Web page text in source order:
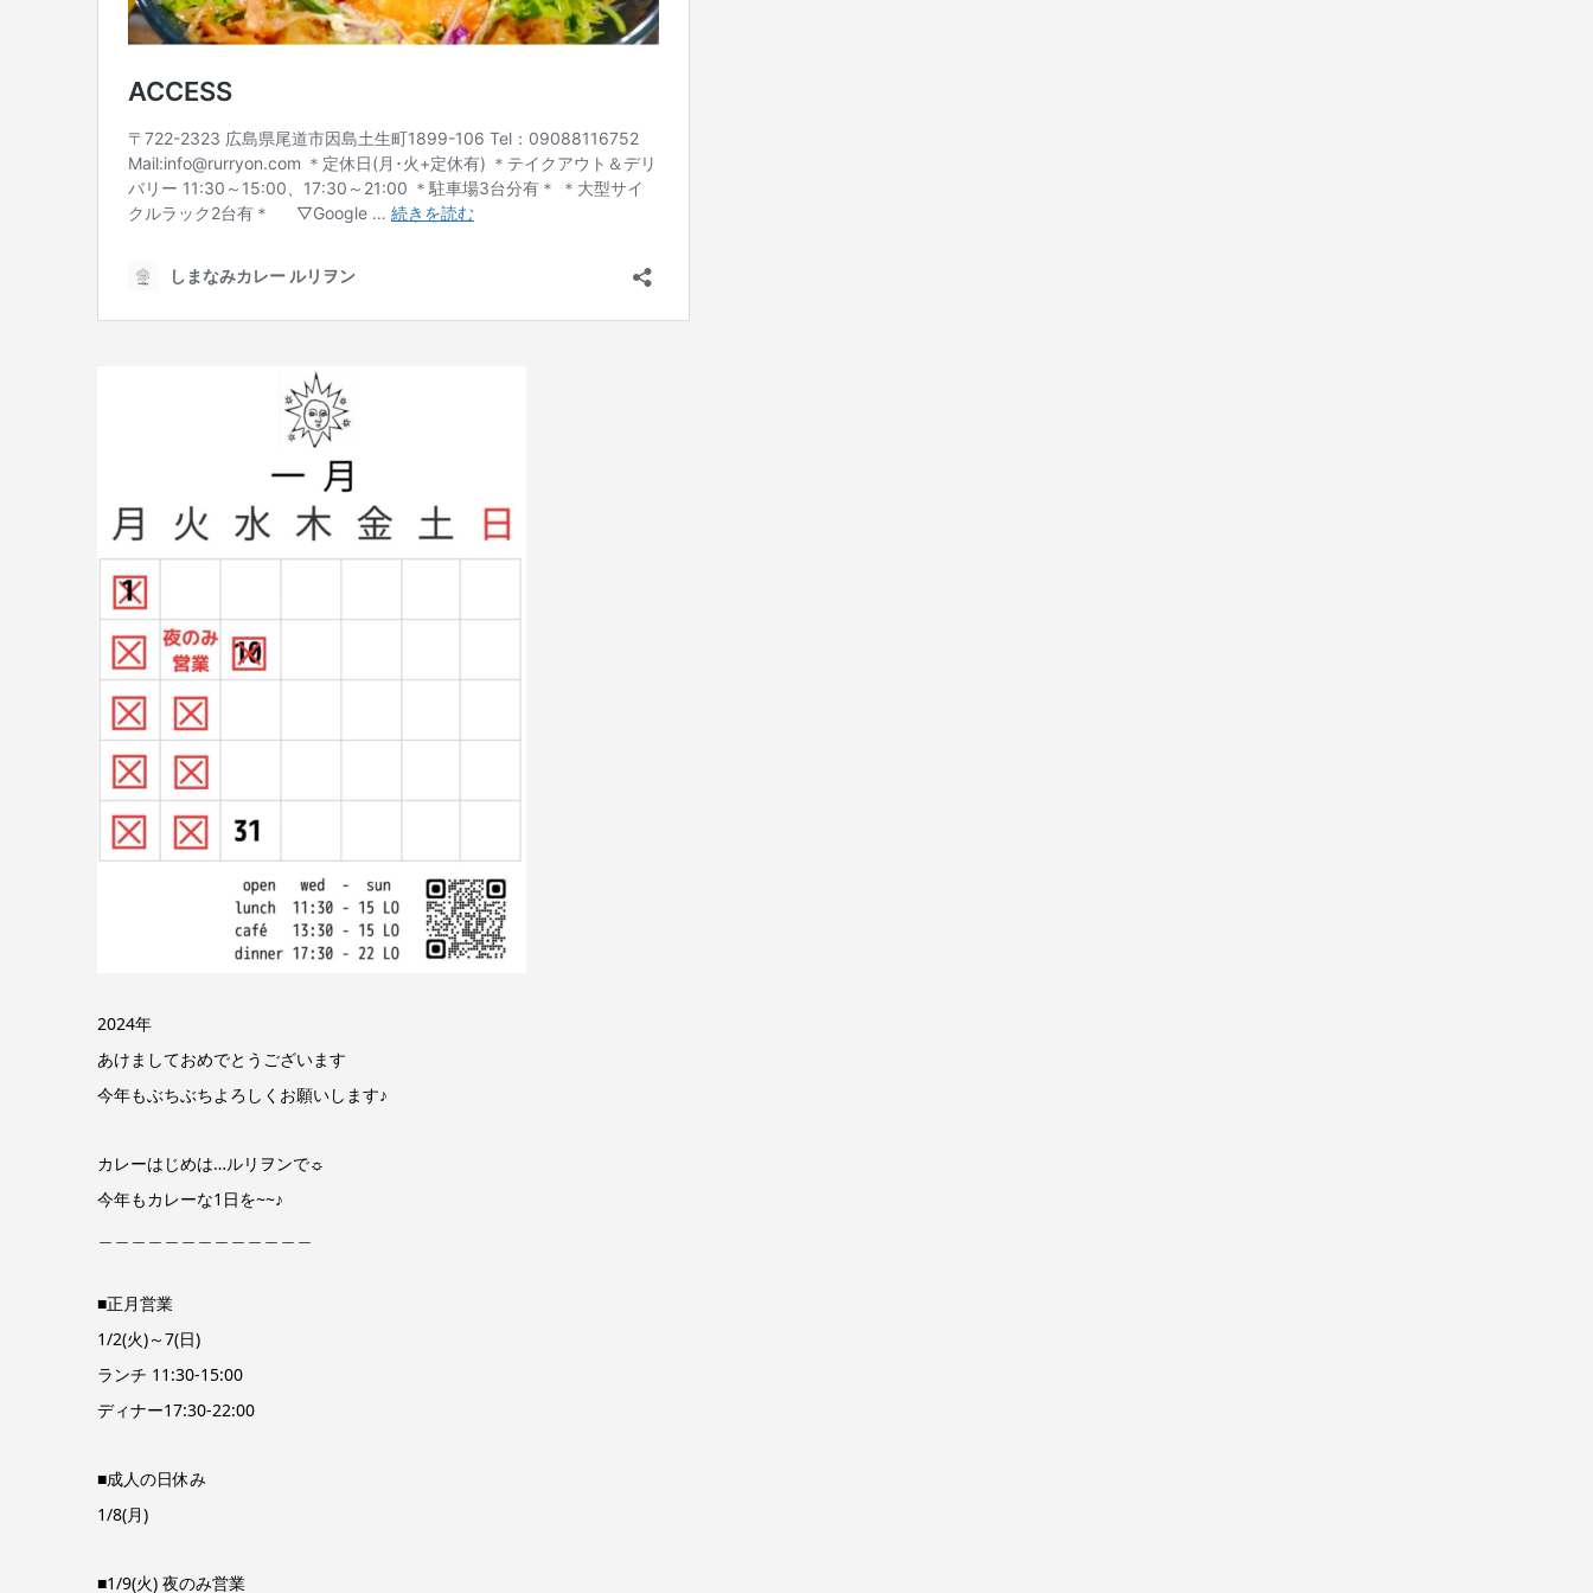
2024年
あけましておめでとうございます
今年もぶちぶちよろしくお願いします♪
カレーはじめは…ルリヲンで☼
今年もカレーな1日を~~♪
■正月営業
1/2(火)～7(日)
ランチ 11:30-15:00
ディナー17:30‐22:00
■成人の日休み
1/8(月)
■1/9(火) 夜のみ営業